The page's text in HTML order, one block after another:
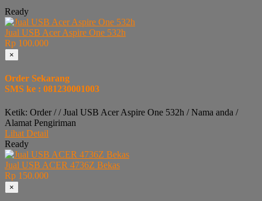
Ready
Jual USB Acer Aspire One 532h
Rp 100.000
×
Order Sekarang
SMS ke : 081230001003
Ketik: Order / / Jual USB Acer Aspire One 532h / Nama anda /
Alamat Pengiriman
Lihat Detail
Ready
Jual USB ACER 4736Z Bekas
Rp 150.000
×